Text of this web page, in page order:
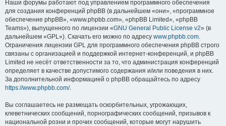
Наши форумы работают под управлением программного обеспечения
для создания конференций phpBB (в дальнейшем «они», «программное
обеспечение phpBB», «www.phpbb.com», «phpBB Limited», «phpBB
Teams»), выпущенного по лицензии «GNU General Public License v2» (в
дальнейшем «GPL»). Скачать его можно по адресу www.phpbb.com.
Ограничения лицензии GPL для программного обеспечения phpBB строго
связаны с организацией и поддержкой интернет-конференций, и phpBB
Limited не несёт ответственности за то, что администрация конференций
определяет в качестве допустимого содержания и/или поведения в них.
За дополнительной информацией о phpBB обращайтесь по адресу
https://www.phpbb.com/.
Вы соглашаетесь не размещать оскорбительных, угрожающих,
клеветнических сообщений, порнографических сообщений, призывов к
национальной розни и прочих сообщений, которые могут нарушить